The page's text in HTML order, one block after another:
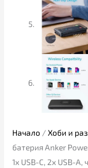
Начало /Хоби и
батерия Anker
1x USB-C, 2x USB-A,